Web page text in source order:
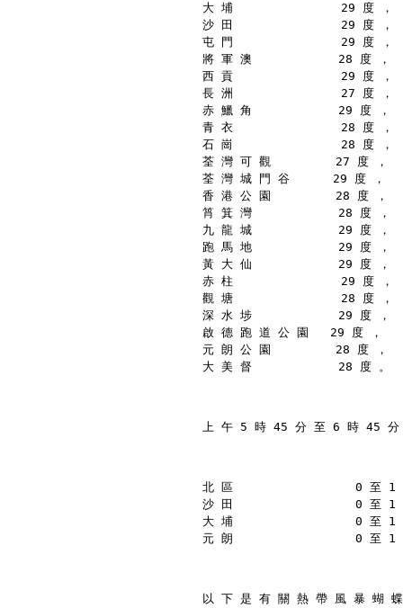
大 埔               29 度 ，
沙 田               29 度 ，
屯 門               29 度 ，
將 軍 澳            28 度 ，
西 貢               29 度 ，
長 洲               27 度 ，
赤 鱲 角            29 度 ，
青 衣               28 度 ，
石 崗               28 度 ，
荃 灣 可 觀         27 度 ，
荃 灣 城 門 谷      29 度 ，
香 港 公 園         28 度 ，
筲 箕 灣            28 度 ，
九 龍 城            29 度 ，
跑 馬 地            29 度 ，
黃 大 仙            29 度 ，
赤 柱               29 度 ，
觀 塘               28 度 ，
深 水 埗            29 度 ，
啟 德 跑 道 公 園   29 度 ，
元 朗 公 園         28 度 ，
大 美 督            28 度 。
上 午 5 時 45 分 至 6 時 45
北 區                 0 至 1
沙 田                 0 至 1
大 埔                 0 至 1
元 朗                 0 至 1
以 下 是 有 關 熱 帶 風 暴 蝴